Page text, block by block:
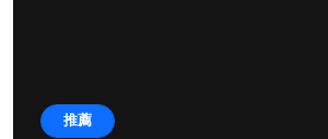
推薦